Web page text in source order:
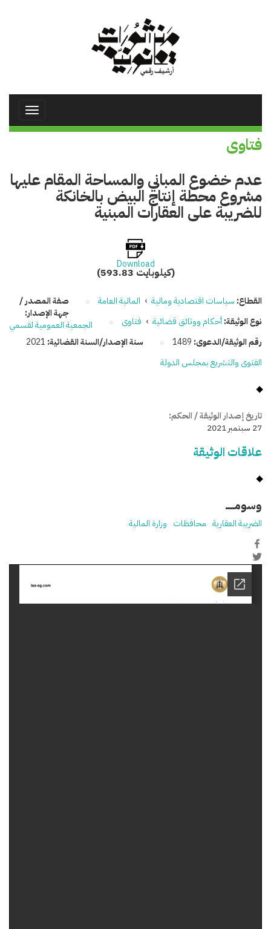
Toggle
فتاوى
عدم خضوع المباني والمساحة المقام عليها
مشروع محطة إنتاج البيض بالخانكة
للضريبة على العقارات المبنية
Download
(593.83 كيلوبايت)
القطاع: سياسات اقتصادية ومالية › المالية العامة
نوع الوثيقة:أحكام ووثائق قضائية › فتاوى
رقم الوثيقة/الدعوى: 1489 سنة الإصدار/السنة القضائية: 2021
صفة المصدر /
جهة الإصدار:
الجمعية العمومية لقسمي
الفتوى والتشريع بمجلس الدولة
تاريخ إصدار الوثيقة / الحكم:
27 سبتمبر 2021
علاقات الوثيقة
وسومـــــ
الضريبة العقارية محافظات وزارة المالية